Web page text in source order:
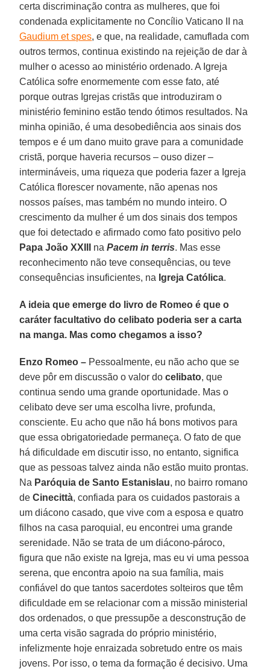
certa discriminação contra as mulheres, que foi
condenada explicitamente no Concílio Vaticano II na
Gaudium et spes, e que, na realidade, camuflada com
outros termos, continua existindo na rejeição de dar à
mulher o acesso ao ministério ordenado. A Igreja
Católica sofre enormemente com esse fato, até
porque outras Igrejas cristãs que introduziram o
ministério feminino estão tendo ótimos resultados. Na
minha opinião, é uma desobediência aos sinais dos
tempos e é um dano muito grave para a comunidade
cristã, porque haveria recursos – ouso dizer –
intermináveis, uma riqueza que poderia fazer a Igreja
Católica florescer novamente, não apenas nos
nossos países, mas também no mundo inteiro. O
crescimento da mulher é um dos sinais dos tempos
que foi detectado e afirmado como fato positivo pelo
Papa João XXIII
naPacem in terris. Mas esse
reconhecimento não teve consequências, ou teve
consequências insuficientes, na Igreja Católica.
A ideia que emerge do livro de Romeo é que o
caráter facultativo do celibato poderia ser a carta
na manga. Mas como chegamos a isso?
Enzo Romeo – Pessoalmente, eu não acho que se
deve pôr em discussão o valor docelibato, que
continua sendo uma grande oportunidade. Mas o
celibato deve ser uma escolha livre, profunda,
consciente. Eu acho que não há bons motivos para
que essa obrigatoriedade permaneça. O fato de que
há dificuldade em discutir isso, no entanto, significa
que as pessoas talvez ainda não estão muito prontas.
Na Paróquia de Santo Estanislau, no bairro romano
deCinecittà, confiada para os cuidados pastorais a
um diácono casado, que vive com a esposa e quatro
filhos na casa paroquial, eu encontrei uma grande
serenidade. Não se trata de um diácono-pároco,
figura que não existe na Igreja, mas eu vi uma pessoa
serena, que encontra apoio na sua família, mais
confiável do que tantos sacerdotes solteiros que têm
dificuldade em se relacionar com a missão ministerial
dos ordenados, o que pressupõe a desconstrução de
uma certa visão sagrada do próprio ministério,
infelizmente hoje enraizada sobretudo entre os mais
jovens. Por isso, o tema da formação é decisivo. Uma